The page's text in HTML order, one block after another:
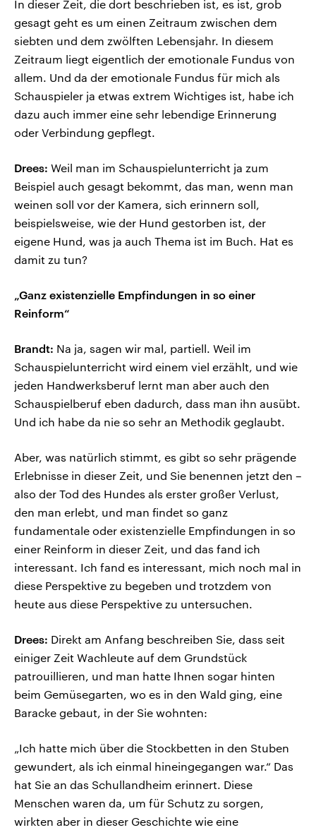
In dieser Zeit, die dort beschrieben ist, es ist, grob
gesagt geht es um einen Zeitraum zwischen dem
siebten und dem zwölften Lebensjahr. In diesem
Zeitraum liegt eigentlich der emotionale Fundus von
allem. Und da der emotionale Fundus für mich als
Schauspieler ja etwas extrem Wichtiges ist, habe ich
dazu auch immer eine sehr lebendige Erinnerung
oder Verbindung gepflegt.
Drees: Weil man im Schauspielunterricht ja zum
Beispiel auch gesagt bekommt, das man, wenn man
weinen soll vor der Kamera, sich erinnern soll,
beispielsweise, wie der Hund gestorben ist, der
eigene Hund, was ja auch Thema ist im Buch. Hat es
damit zu tun?
„Ganz existenzielle Empfindungen in so einer
Reinform“
Brandt: Na ja, sagen wir mal, partiell. Weil im
Schauspielunterricht wird einem viel erzählt, und wie
jeden Handwerksberuf lernt man aber auch den
Schauspielberuf eben dadurch, dass man ihn ausübt.
Und ich habe da nie so sehr an Methodik geglaubt.
Aber, was natürlich stimmt, es gibt so sehr prägende
Erlebnisse in dieser Zeit, und Sie benennen jetzt den –
also der Tod des Hundes als erster großer Verlust,
den man erlebt, und man findet so ganz
fundamentale oder existenzielle Empfindungen in so
einer Reinform in dieser Zeit, und das fand ich
interessant. Ich fand es interessant, mich noch mal in
diese Perspektive zu begeben und trotzdem von
heute aus diese Perspektive zu untersuchen.
Drees: Direkt am Anfang beschreiben Sie, dass seit
einiger Zeit Wachleute auf dem Grundstück
patrouillieren, und man hatte Ihnen sogar hinten
beim Gemüsegarten, wo es in den Wald ging, eine
Baracke gebaut, in der Sie wohnten:
„Ich hatte mich über die Stockbetten in den Stuben
gewundert, als ich einmal hineingegangen war.“ Das
hat Sie an das Schullandheim erinnert. Diese
Menschen waren da, um für Schutz zu sorgen,
wirkten aber in dieser Geschichte wie eine